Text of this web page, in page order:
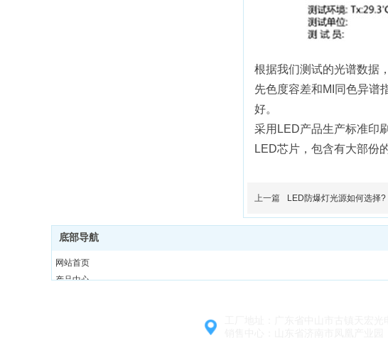
根据我们测试的光谱数据
先色度容差和MI同色异谱
好。
采用LED产品生产标准印
LED芯片，包含有大部份
上一篇 LED防爆灯光源如何选择?
底部导航
网站首页
产品中心